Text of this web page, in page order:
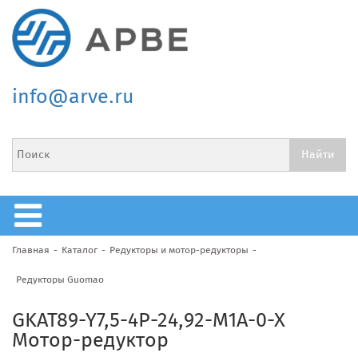
info@arve.ru
Главная Каталог Редукторы и мотор-редукторы
Редукторы Guomao
GKAT89-Y7,5-4P-24,92-M1A-0-X
Мотор-редуктор